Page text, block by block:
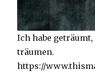
Ich habe
träumen.
https://